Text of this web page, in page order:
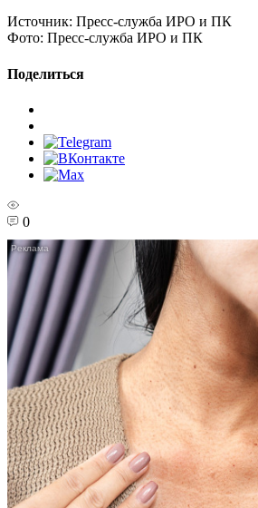
Источник: Пресс-служба ИРО и ПК
Фото: Пресс-служба ИРО и ПК
Поделиться
0